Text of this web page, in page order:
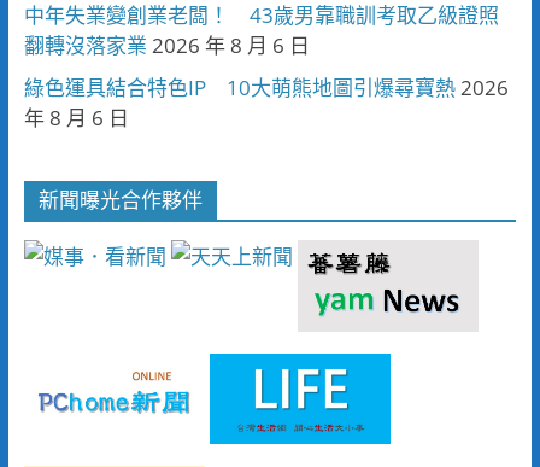
中年失業變創業老闆！ 43歲男靠職訓考取乙級證照
翻轉沒落家業 2026 年 8 月 6 日
綠色運具結合特色IP 10大萌熊地圖引爆尋寶熱2026
年 8 月 6 日
新聞曝光合作夥伴